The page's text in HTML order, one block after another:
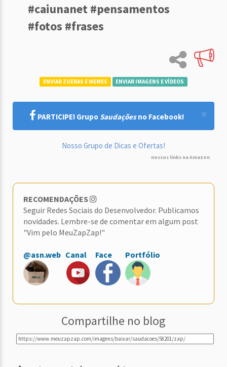
#caiunanet #pensamentos
#fotos #frases
ENVIAR ZUERAS E MEMES ENVIAR IMAGENS E VÍDEOS
×
PARTICIPE! Grupo Saudaçõesno Facebook!
Nosso Grupo de Dicas e Ofertas!
nossos links na Amazon
RECOMENDAÇÕES
Seguir Redes Sociais do Desenvolvedor. Publicamos
novidades. Lembre-se de comentar em algum post
"Vim pelo MeuZapZap!"
@asn.web Canal Face Portfólio
Compartilhe no blog